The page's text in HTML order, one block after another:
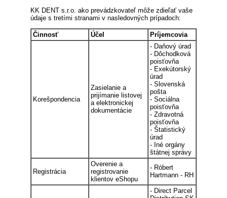
KK DENT s.r.o. ako prevádzkovateľ môže zdieľať vaše
údaje s tretími stranami v nasledovných prípadoch:
Činnosť Účel Príjemcovia
Korešpondencia
Zasielanie a
prijímanie listovej
a elektronickej
dokumentácie
- Daňový úrad
- Dôchodková
poisťovňa
- Exekútorský
úrad
- Slovenská
pošta
- Sociálna
poisťovňa
- Zdravotná
poisťovňa
- Štatistický
úrad
- Iné orgány
štátnej správy
Registrácia
Overenie a
registrovanie
klientov eShopu
- Róbert
Hartmann - RH
- Direct Parcel